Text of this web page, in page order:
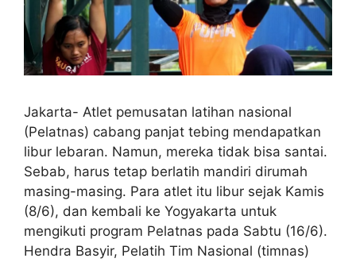
Jakarta- Atlet pemusatan latihan nasional
(Pelatnas) cabang panjat tebing mendapatkan
libur lebaran. Namun, mereka tidak bisa santai.
Sebab, harus tetap berlatih mandiri dirumah
masing-masing. Para atlet itu libur sejak Kamis
(8/6), dan kembali ke Yogyakarta untuk
mengikuti program Pelatnas pada Sabtu (16/6).
Hendra Basyir, Pelatih Tim Nasional (timnas)